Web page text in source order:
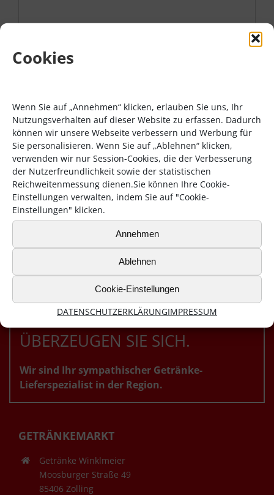
Cookies
Wenn Sie auf „Annehmen“ klicken, erlauben Sie uns, Ihr
Nutzungsverhalten auf dieser Website zu erfassen. Dadurch
können wir unsere Webseite verbessern und Werbung für
Sie personalisieren. Wenn Sie auf „Ablehnen“ klicken,
verwenden wir nur Session-Cookies, die der Verbesserung
der Nutzerfreundlichkeit sowie der statistischen
Reichweitenmessung dienen.Sie können Ihre Cookie-
Einstellungen verwalten, indem Sie auf "Cookie-
Einstellungen" klicken.
Annehmen
Ablehnen
Cookie-Einstellungen
DATENSCHUTZERKLÄRUNGIMPRESSUM
ÜBERZEUGEN SIE SICH.
Wir sind Ihr sympathischer Getränke-
Lieferspezialist in der Region.
GETRÄNKEMARKT
Getränke Winklmeier
Moosburger Straße 49
85406 Zolling